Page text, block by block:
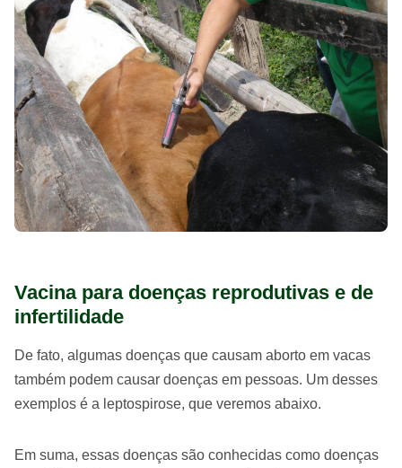
Vacina para doenças reprodutivas e de
infertilidade
De fato, algumas doenças que causam aborto em vacas
também podem causar doenças em pessoas. Um desses
exemplos é a leptospirose, que veremos abaixo.
Em suma, essas doenças são conhecidas como doenças